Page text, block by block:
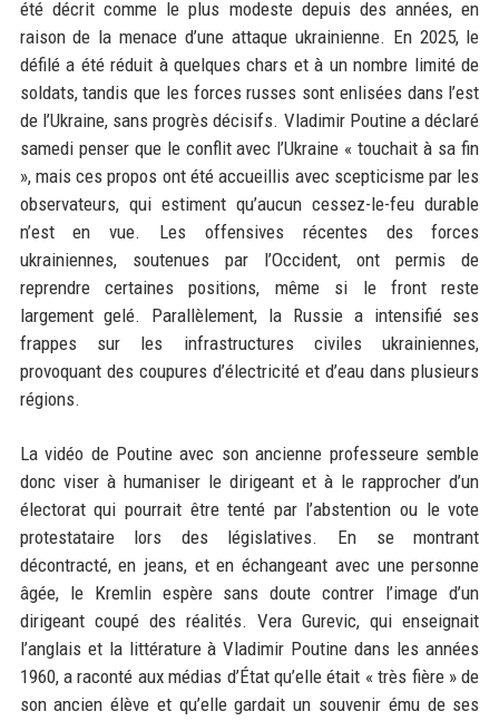
été décrit comme le plus modeste depuis des années, en
raison de la menace d’une attaque ukrainienne. En 2025, le
défilé a été réduit à quelques chars et à un nombre limité de
soldats, tandis que les forces russes sont enlisées dans l’est
de l’Ukraine, sans progrès décisifs. Vladimir Poutine a déclaré
samedi penser que le conflit avec l’Ukraine « touchait à sa fin
», mais ces propos ont été accueillis avec scepticisme par les
observateurs, qui estiment qu’aucun cessez-le-feu durable
n’est en vue. Les offensives récentes des forces
ukrainiennes, soutenues par l’Occident, ont permis de
reprendre certaines positions, même si le front reste
largement gelé. Parallèlement, la Russie a intensifié ses
frappes sur les infrastructures civiles ukrainiennes,
provoquant des coupures d’électricité et d’eau dans plusieurs
régions.
La vidéo de Poutine avec son ancienne professeure semble
donc viser à humaniser le dirigeant et à le rapprocher d’un
électorat qui pourrait être tenté par l’abstention ou le vote
protestataire lors des législatives. En se montrant
décontracté, en jeans, et en échangeant avec une personne
âgée, le Kremlin espère sans doute contrer l’image d’un
dirigeant coupé des réalités. Vera Gurevic, qui enseignait
l’anglais et la littérature à Vladimir Poutine dans les années
1960, a raconté aux médias d’État qu’elle était « très fière » de
son ancien élève et qu’elle gardait un souvenir ému de ses